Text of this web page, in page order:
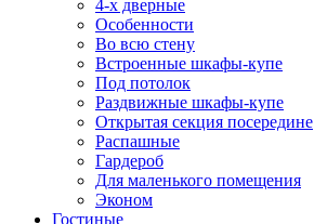
4-х дверные
Особенности
Во всю стену
Встроенные шкафы-купе
Под потолок
Раздвижные шкафы-купе
Открытая секция посередине
Распашные
Гардероб
Для маленького помещения
Эконом
Гостиные